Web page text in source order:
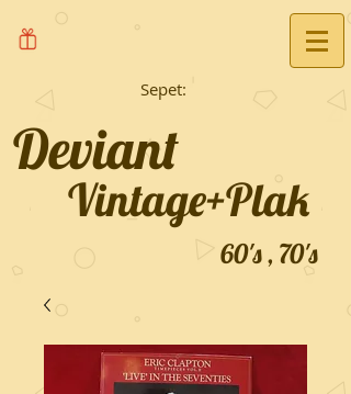
Sepet:
Vintage+Plak
Deviant
60's , 70's